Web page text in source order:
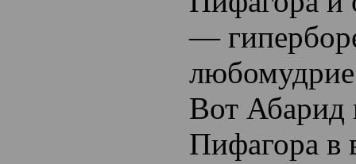
—
Вот Абарид
Пифагора в